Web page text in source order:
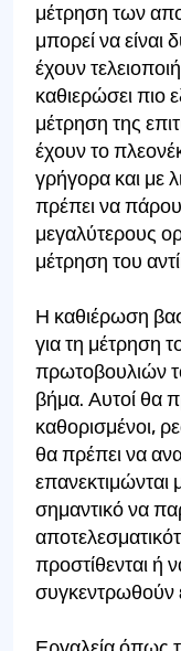
μέτρηση των
μπορεί να είναι
έχουν
καθιερώσει πιο
μέτρηση της
έχουν το
γρήγορα και με
πρέπει να
μεγαλύτερους
μέτρηση του
Η καθιέρωση
για τη μέτρηση
πρωτοβουλιών
βήμα. Αυτοί θα
καθορισμένοι,
θα πρέπει να
επανεκτιμώνται
σημαντικό να
προστίθενται ή
συγκεντρωθούν